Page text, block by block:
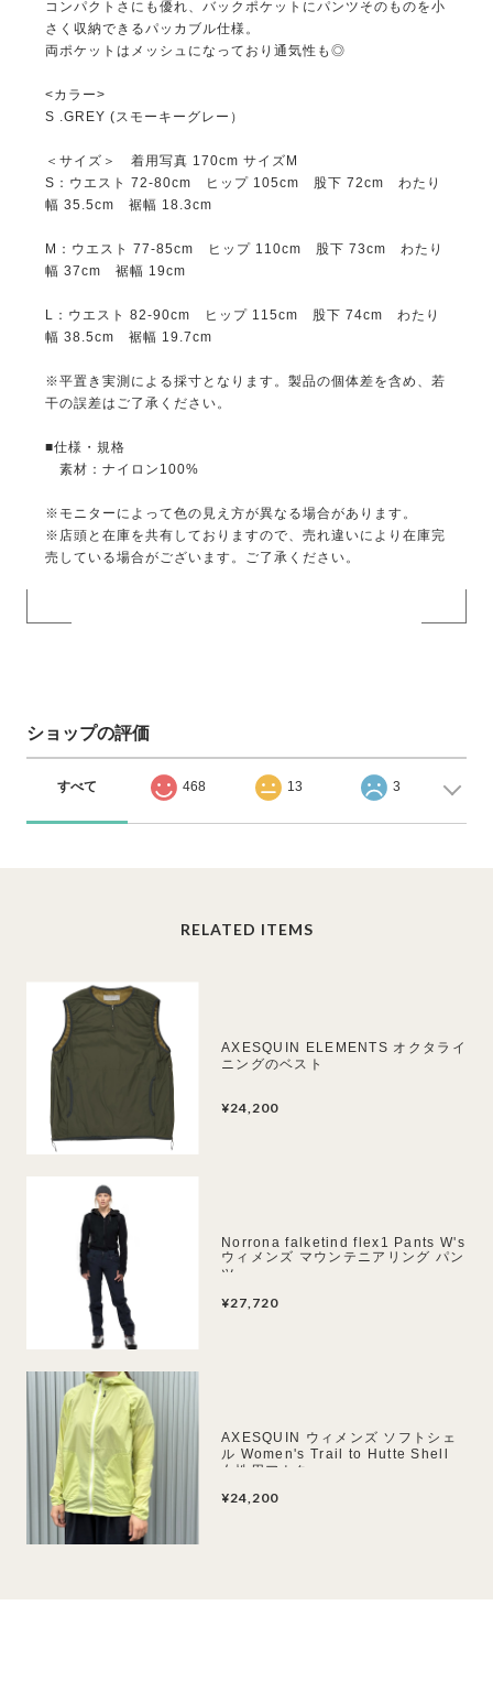
コンパクトさにも優れ、バックポケットにパンツそのものを小
さく収納できるパッカブル仕様。
両ポケットはメッシュになっており通気性も◎
<カラー>
S .GREY (スモーキーグレー）
＜サイズ＞ 着用写真 170cm サイズM
S：ウエスト 72-80cm ヒップ 105cm 股下 72cm わたり
幅 35.5cm 裾幅 18.3cm
M：ウエスト 77-85cm ヒップ 110cm 股下 73cm わたり
幅 37cm 裾幅 19cm
L：ウエスト 82-90cm ヒップ 115cm 股下 74cm わたり
幅 38.5cm 裾幅 19.7cm
※平置き実測による採寸となります。製品の個体差を含め、若
干の誤差はご了承ください。
■仕様・規格
素材：ナイロン100%
※モニターによって色の見え方が異なる場合があります。
※店頭と在庫を共有しておりますので、売れ違いにより在庫完
売している場合がございます。ご了承ください。
ショップの評価
すべて 468 13 3
RELATED ITEMS
AXESQUIN ELEMENTS オクタライ
ニングのベスト
¥24,200
Norrona falketind flex1 Pants W's
ウィメンズ マウンテニアリング パン
ツ
¥27,720
AXESQUIN ウィメンズ ソフトシェ
ル Women's Trail to Hutte Shell
女性用アウター
¥24,200